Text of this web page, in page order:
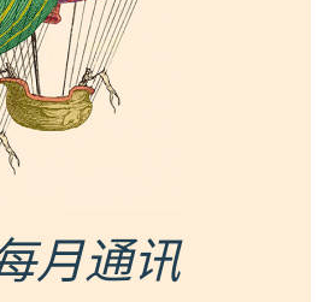
月通讯